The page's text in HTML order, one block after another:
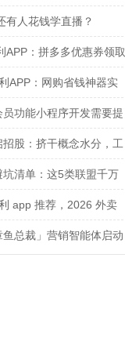
化性能体验
有人花钱学直播？
APP：拼多多优惠券领取
APP：网购省钱神器实
功能小程序开发需要提
股：挤干概念水分，工
箭齐发
坑清单：这5类联盟千万
app 推荐，2026 外卖
购平价神器测评
总裁」营销智能体启动